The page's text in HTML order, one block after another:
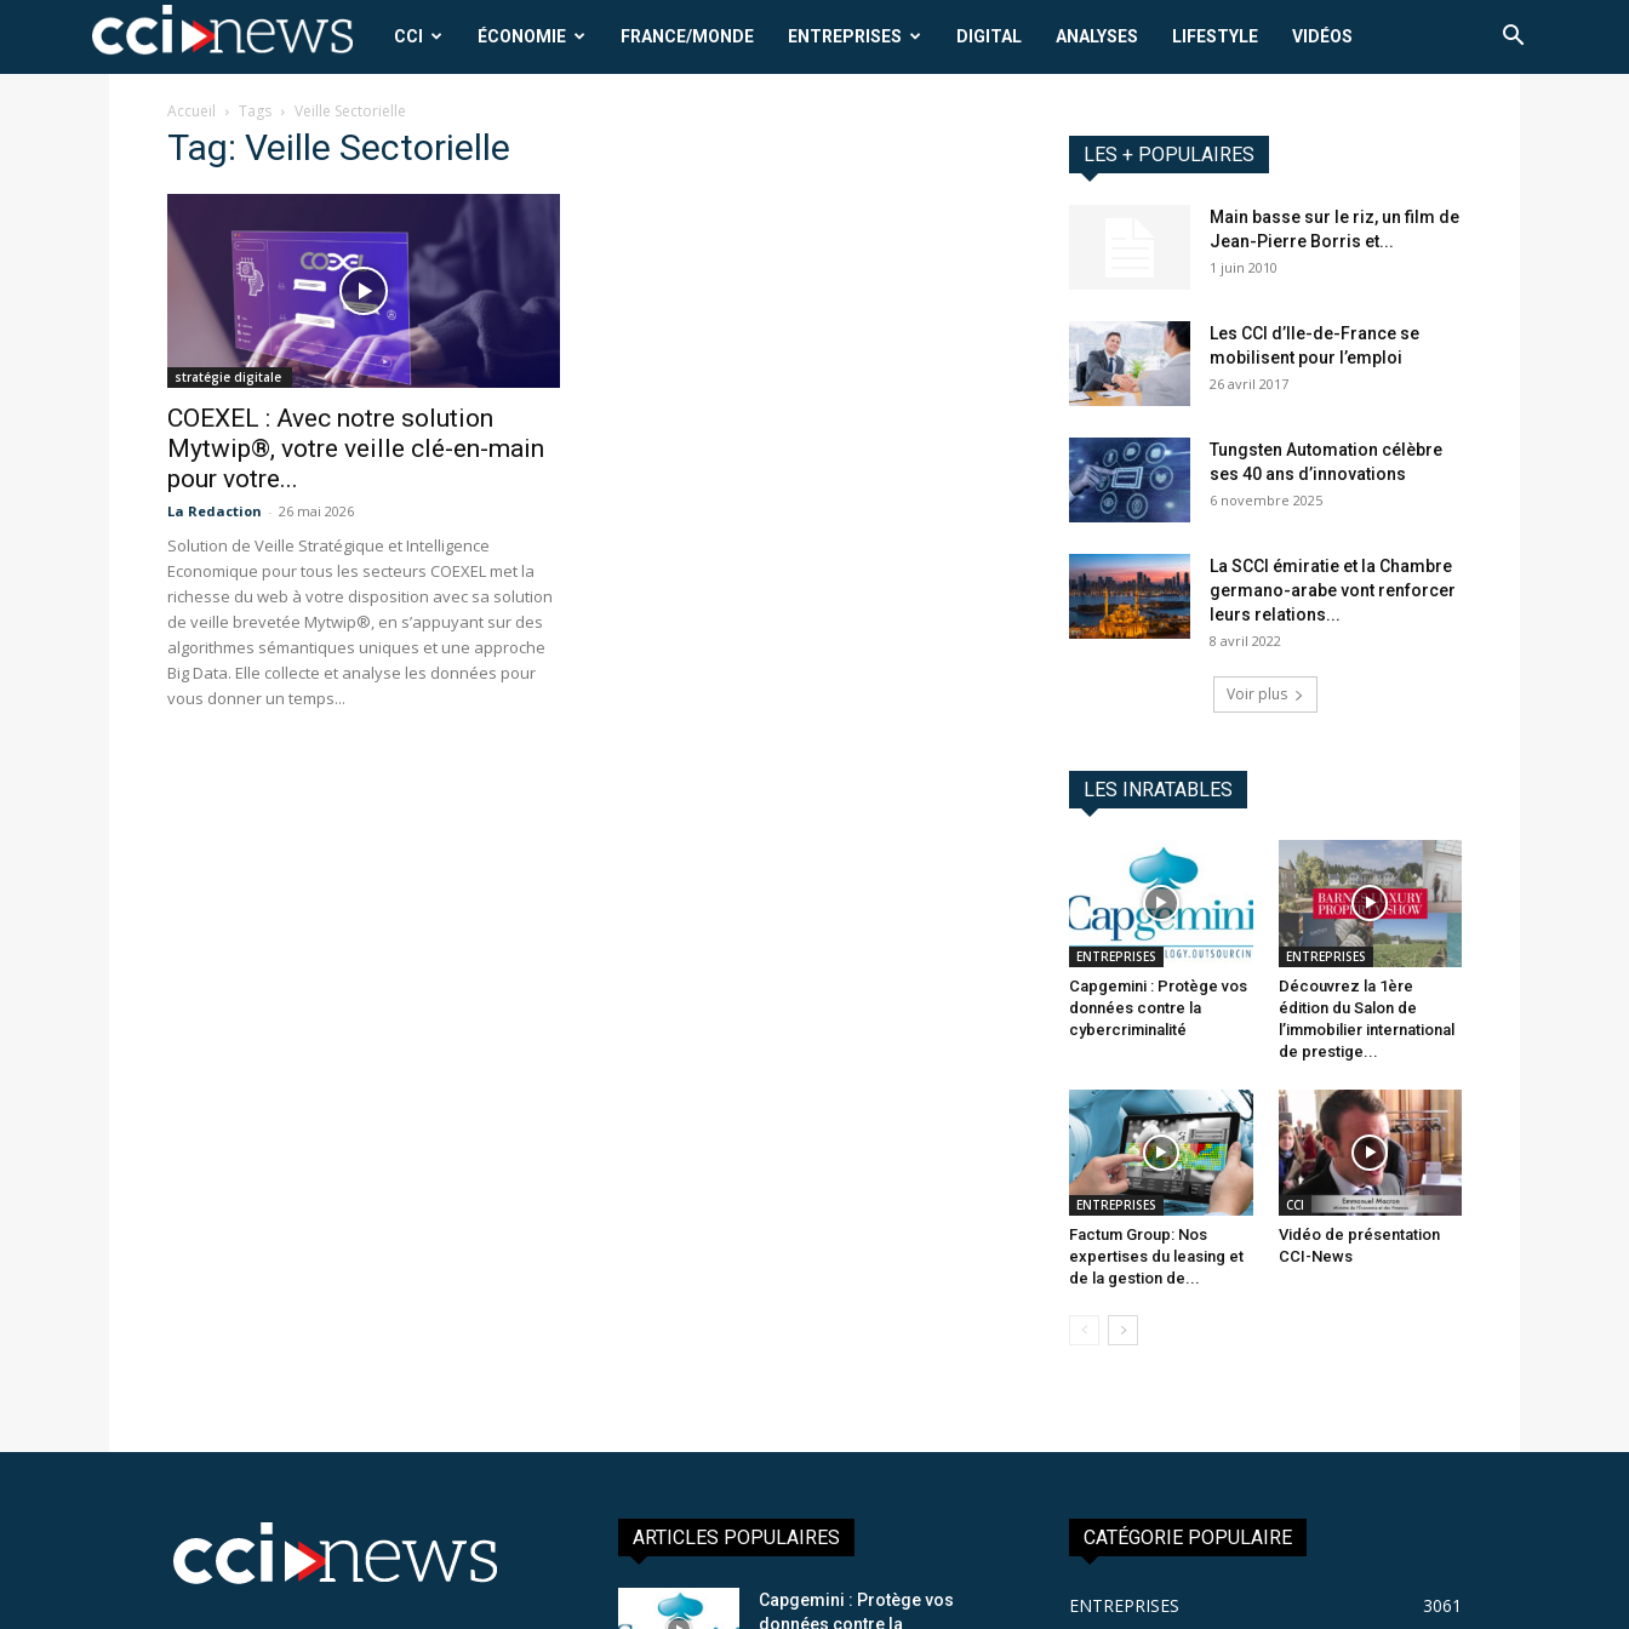
CCI
News
CCI ÉCONOMIE FRANCE/MONDE ENTREPRISES DIGITAL ANALYSES LIFESTYLE VIDÉOS
Accueil Tags Veille Sectorielle
Tag: Veille Sectorielle
stratégie digitale
COEXEL : Avec notre solution
Mytwip®, votre veille clé-en-main
pour votre...
La Redaction - 26 mai 2026
Solution de Veille Stratégique et Intelligence
Economique pour tous les secteurs COEXEL met la
richesse du web à votre disposition avec sa solution
de veille brevetée Mytwip®, en s’appuyant sur des
algorithmes sémantiques uniques et une approche
Big Data. Elle collecte et analyse les données pour
vous donner un temps...
LES + POPULAIRES
Main basse sur le riz, un film de
Jean-Pierre Borris et...
1 juin 2010
Les CCI d’Ile-de-France se
mobilisent pour l’emploi
26 avril 2017
Tungsten Automation célèbre
ses 40 ans d’innovations
6 novembre 2025
La SCCI émiratie et la Chambre
germano-arabe vont renforcer
leurs relations...
8 avril 2022
Voir plus
LES INRATABLES
ENTREPRISES
Capgemini : Protège vos
données contre la
cybercriminalité
ENTREPRISES
Découvrez la 1ère
édition du Salon de
l’immobilier international
de prestige...
ENTREPRISES
Factum Group: Nos
expertises du leasing et
de la gestion de...
CCI
Vidéo de présentation
CCI-News
ARTICLES POPULAIRES
Capgemini : Protège vos
données contre la
CATÉGORIE POPULAIRE
ENTREPRISES 3061